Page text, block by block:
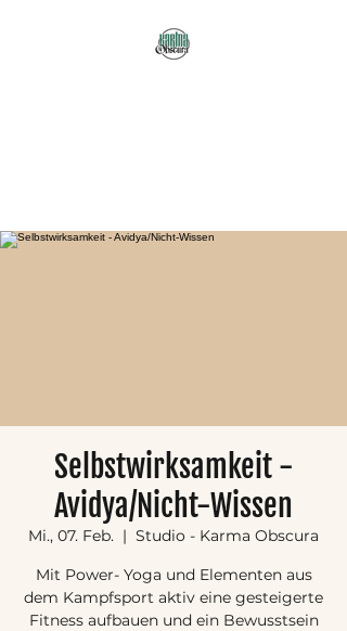
Selbstwirksamkeit -
Avidya/Nicht-Wissen
Mi., 07. Feb.
  |
Studio - Karma Obscura
Mit Power- Yoga und Elementen aus
dem Kampfsport aktiv eine gesteigerte
Fitness aufbauen und ein Bewusstsein